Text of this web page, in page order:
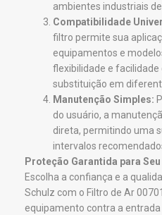
ambientes industriais
Compatibilidade
filtro permite sua
equipamentos e
flexibilidade e
substituição em
Manutenção Simples:
do usuário, a
direta, permitindo uma
intervalos
Proteção Garantida para
Escolha a confiança e a
Schulz com o Filtro de Ar
equipamento contra a